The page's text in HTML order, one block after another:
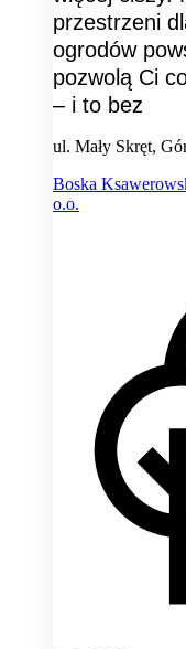
przestrzeni
ogrodów
pozwolą Ci
– i to bez
ul. Mały Skręt,
Boska
o.o.